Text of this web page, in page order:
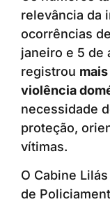
relevância da
ocorrências
janeiro e 5 de
registrou
violência
necessidade
proteção,
vítimas.
O Cabine
de